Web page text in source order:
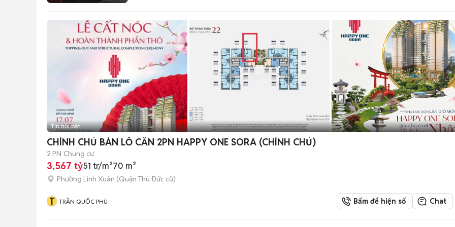
Tin nổi bật
CHÍNH CHỦ BÁN LỖ CĂN 2PN HAPPY ONE SORA (CHÍNH CHỦ)
2 PN Chung cư
3,567 tỷ51 tr/m²70 m²
Phường Linh Xuân (Quận Thủ Đức cũ)
T TRẦN QUỐC PHÚ Bấm để hiện số Chat